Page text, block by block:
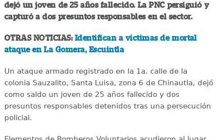
dejó un joven de 25 años fallecido. La PNC persiguió y
capturó a dos presuntos responsables en el sector.
OTRAS NOTICIAS:Identifican a víctimas de mortal
ataque en La Gomera, Escuintla
Un ataque armado registrado en la 1a. calle de la
colonia Sauzalito, Santa Luisa, zona 6 de Chinautla, dejó
como saldo un joven de 25 años fallecido y dos
presuntos responsables detenidos tras una persecución
policial.